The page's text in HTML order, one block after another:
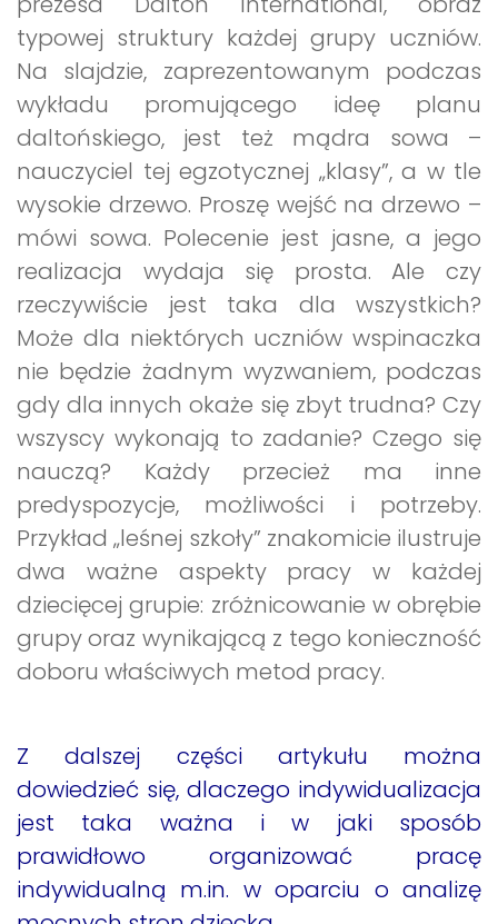
typowej struktury każdej grupy uczniów.
Na slajdzie, zaprezentowanym podczas
wykładu promującego ideę planu
daltońskiego, jest też mądra sowa –
nauczyciel tej egzotycznej „klasy”, a w tle
wysokie drzewo. Proszę wejść na drzewo –
mówi sowa. Polecenie jest jasne, a jego
realizacja wydaja się prosta. Ale czy
rzeczywiście jest taka dla wszystkich?
Może dla niektórych uczniów wspinaczka
nie będzie żadnym wyzwaniem, podczas
gdy dla innych okaże się zbyt trudna? Czy
wszyscy wykonają to zadanie? Czego się
nauczą? Każdy przecież ma inne
predyspozycje, możliwości i potrzeby.
Przykład „leśnej szkoły” znakomicie ilustruje
dwa ważne aspekty pracy w każdej
dziecięcej grupie: zróżnicowanie w obrębie
grupy oraz wynikającą z tego konieczność
doboru właściwych metod pracy.
Z dalszej części artykułu można
dowiedzieć się, dlaczego indywidualizacja
jest taka ważna i w jaki sposób
prawidłowo organizować pracę
indywidualną m.in. w oparciu o analizę